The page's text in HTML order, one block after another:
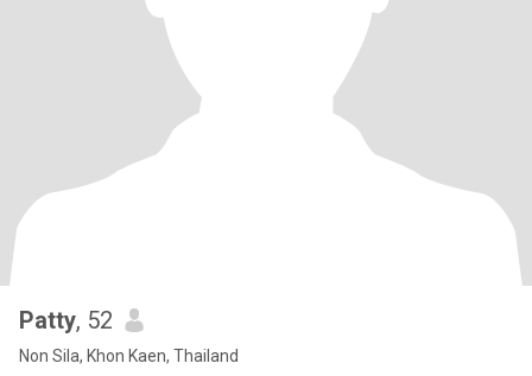
Patty, 52
Non Sila, Khon Kaen, Thailand